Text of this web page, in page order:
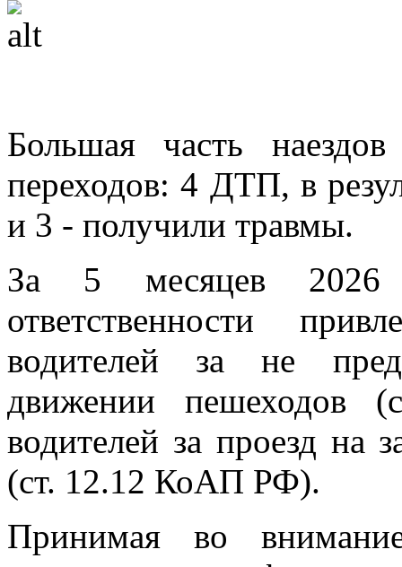
Большая часть
переходов: 4 ДТП, в
и 3 - получили травмы.
За 5 месяцев 2026
ответственности
водителей за не
движении
водителей за проезд на
(ст. 12.12 КоАП РФ).
Принимая во